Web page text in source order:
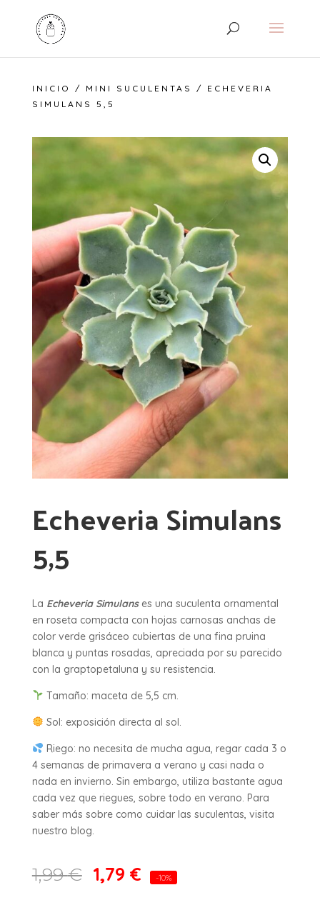
INICIO / MINI SUCULENTAS
/ ECHEVERIA
SIMULANS 5,5
Echeveria Simulans
5,5
La Echeveria Simulans es una suculenta ornamental
en roseta compacta con hojas carnosas anchas de
color verde grisáceo cubiertas de una fina pruina
blanca y puntas rosadas, apreciada por su parecido
con la graptopetaluna y su resistencia.
Tamaño: maceta de 5,5 cm.
Sol: exposición directa al sol.
Riego: no necesita de mucha agua, regar cada 3 o
4 semanas de primavera a verano y casi nada o
nada en invierno. Sin embargo, utiliza bastante agua
cada vez que riegues, sobre todo en verano. Para
saber más sobre como cuidar las suculentas, visita
nuestro blog.
1,99€ 1,79 € -10%